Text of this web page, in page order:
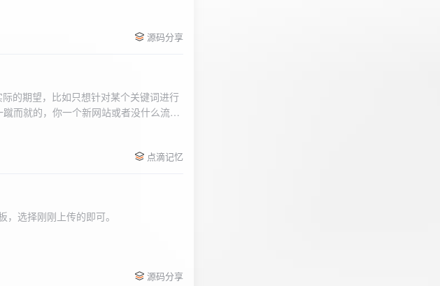
源码分享
的期望，比如只想针对某个关键词进行
而就的，你一个新网站或者没什么流量
点滴记忆
选择刚刚上传的即可。
源码分享